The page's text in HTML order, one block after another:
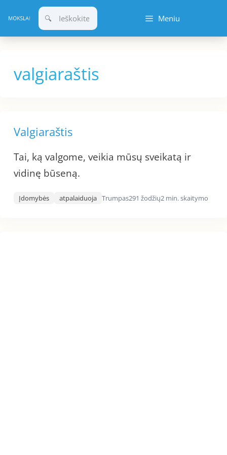
prie
turinio
Meniu
valgiaraštis
Valgiaraštis
Tai, ką valgome, veikia mūsų sveikatą ir
vidinę būseną.
Įdomybės atpalaiduoja Trumpas291 žodžių2 min. skaitymo